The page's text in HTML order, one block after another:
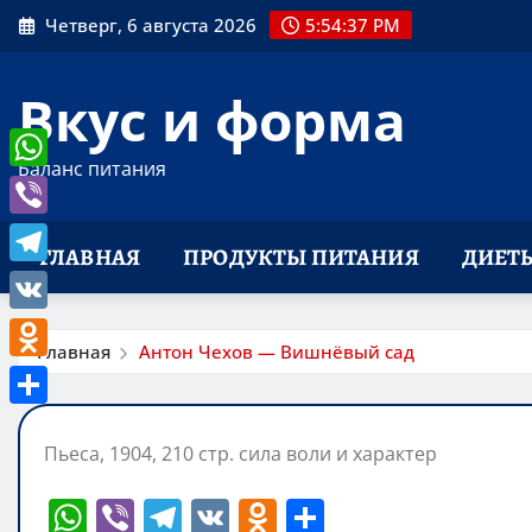
Перейти
к
Четверг, 6 августа 2026 5:54:38 PM
Вкус и форма
Баланс питания
ГЛАВНАЯ ПРОДУКТЫ ПИТАНИЯ
Главная Антон Чехов — Вишнёвый сад
Пьеса, 1904, 210 стр. сила воли и характер
W Vi T V O
WhatsApp
Viber
Telegram
VK
Odnoklassniki
Отправить